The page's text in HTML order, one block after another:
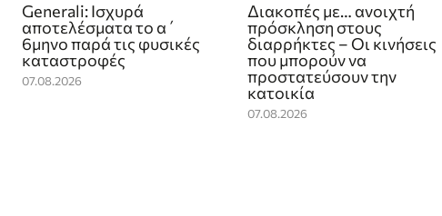
Generali: Ισχυρά
αποτελέσματα το α΄
6μηνο παρά τις φυσικές
καταστροφές
07.08.2026
Διακοπές με… ανοιχτή
πρόσκληση στους
διαρρήκτες – Οι κινήσεις
που μπορούν να
προστατεύσουν την
κατοικία
07.08.2026